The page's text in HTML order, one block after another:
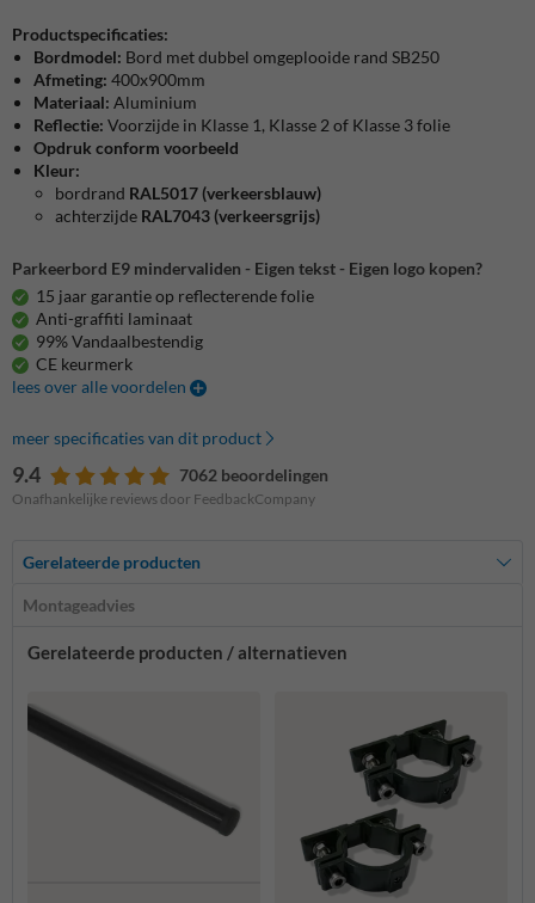
Productspecificaties:
Bordmodel: Bord met dubbel omgeplooide rand SB250
Afmeting: 400x900mm
Materiaal: Aluminium
Reflectie: Voorzijde in Klasse 1, Klasse 2 of Klasse 3 folie
Opdruk conform voorbeeld
Kleur:
bordrand RAL5017 (verkeersblauw)
achterzijde RAL7043 (verkeersgrijs)
Parkeerbord E9 mindervaliden - Eigen tekst - Eigen logo kopen?
15 jaar garantie op reflecterende folie
Anti-graffiti laminaat
99% Vandaalbestendig
CE keurmerk
lees over alle voordelen
meer specificaties van dit product
9.4 7062 beoordelingen
Onafhankelijke reviews door FeedbackCompany
Gerelateerde producten
Montageadvies
Gerelateerde producten / alternatieven